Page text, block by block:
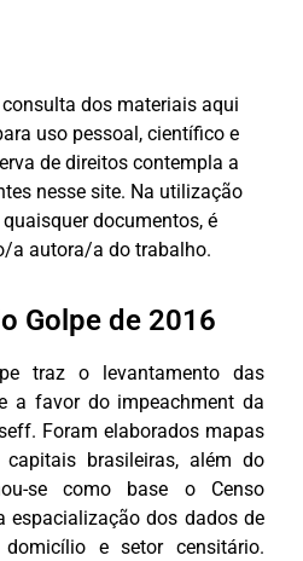
consulta dos materiais aqui
uso pessoal, científico e
de direitos contempla a
nesse site. Na utilização
documentos, é
a autora/a do trabalho.
Golpe de 2016
traz o levantamento das
a favor do impeachment da
Foram elaborados mapas
brasileiras, além do
se como base o Censo
espacialização dos dados de
e setor censitário.